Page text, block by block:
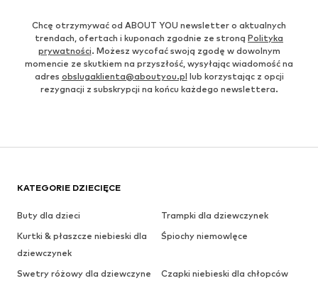
Chcę otrzymywać od ABOUT YOU newsletter o aktualnych
trendach, ofertach i kuponach zgodnie ze stroną Polityka
prywatności. Możesz wycofać swoją zgodę w dowolnym
momencie ze skutkiem na przyszłość, wysyłając wiadomość na
adres obslugaklienta@aboutyou.pl lub korzystając z opcji
rezygnacji z subskrypcji na końcu każdego newslettera.
KATEGORIE DZIECIĘCE
Buty dla dzieci
Trampki dla dziewczynek
Kurtki & płaszcze niebieski dla
dziewczynek
Śpiochy niemowlęce
Swetry różowy dla dziewczyne
Czapki niebieski dla chłopców